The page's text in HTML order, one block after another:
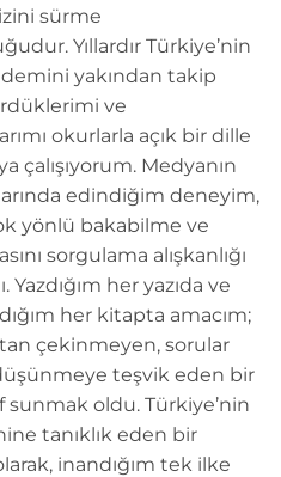
sürme
Yıllardır Türkiye’nin
yakından takip
ve
okurlarla açık bir dille
çalışıyorum. Medyanın
edindiğim deneyim,
yönlü bakabilme ve
sorgulama alışkanlığı
Yazdığım her yazıda ve
her kitapta amacım;
çekinmeyen, sorular
teşvik eden bir
sunmak oldu. Türkiye’nin
tanıklık eden bir
inandığım tek ilke